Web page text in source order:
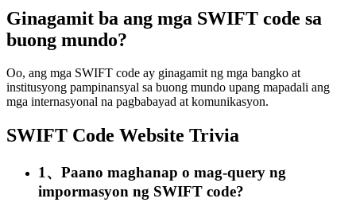
Ginagamit ba ang mga SWIFT code sa
buong mundo?
Oo, ang mga SWIFT code ay ginagamit ng mga bangko at
institusyong pampinansyal sa buong mundo upang mapadali ang
mga internasyonal na pagbabayad at komunikasyon.
SWIFT Code Website Trivia
1、Paano maghanap o mag-query ng
impormasyon ng SWIFT code?